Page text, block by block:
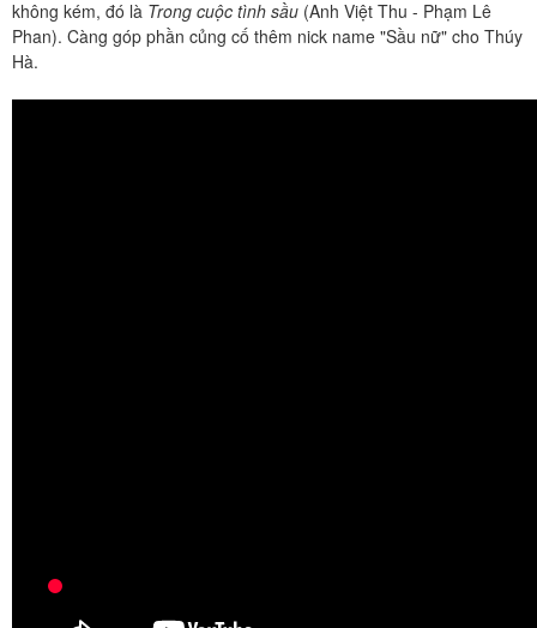
không kém, đó là Trong cuộc tình sầu (Anh Việt Thu - Phạm Lê
Phan). Càng góp phần củng cố thêm nick name "Sầu nữ" cho Thúy
Hà.